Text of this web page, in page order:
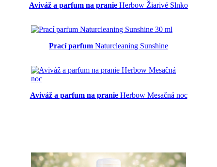
Aviváž a parfum na pranie Herbow Žiarivé Slnko
Prací parfum Naturcleaning Sunshine
Aviváž a parfum na pranieHerbow Mesačná noc